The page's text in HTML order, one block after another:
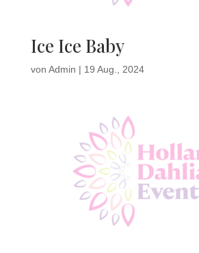
Ice Ice Baby
von Admin | 19 Aug., 2024